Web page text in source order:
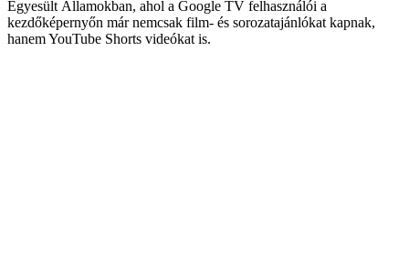
Egyesült Államokban, ahol a Google TV felhasználói a
kezdőképernyőn már nemcsak film- és sorozatajánlókat kapnak,
hanem YouTube Shorts videókat is.